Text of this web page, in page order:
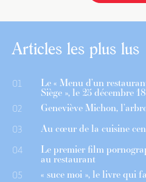
Articles les plus lus
01 Le « Menu d’un
Siège », le 25 décembre
02 Geneviève Michon,
03 Au cœur de la cuisine
04 Le premier film
au restaurant
05 « suce moi », le livre qui